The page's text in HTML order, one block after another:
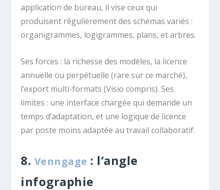
application de bureau, il vise ceux qui
produisent régulièrement des schémas variés :
organigrammes, logigrammes, plans, et arbres.
Ses forces : la richesse des modèles, la licence
annuelle ou perpétuelle (rare sur ce marché),
l’export multi-formats (Visio compris). Ses
limites : une interface chargée qui demande un
temps d’adaptation, et une logique de licence
par poste moins adaptée au travail collaboratif.
8. Venngage : l’angle
infographie